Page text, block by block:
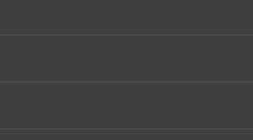
のお問い合わせ